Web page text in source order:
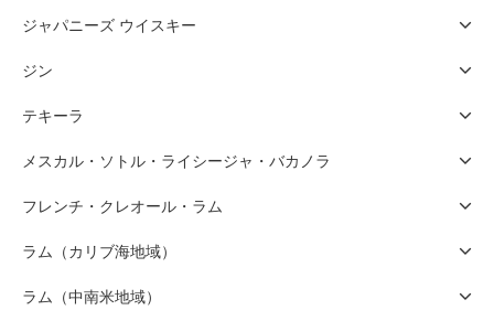
ジャパニーズ ウイスキー
ジン
テキーラ
メスカル・ソトル・ライシージャ・バカノラ
フレンチ・クレオール・ラム
ラム（カリブ海地域）
ラム（中南米地域）